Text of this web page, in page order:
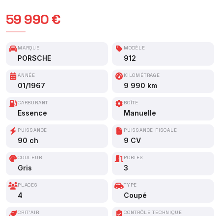
59 990 €
MARQUE
PORSCHE
MODÈLE
912
ANNÉE
01/1967
KILOMÉTRAGE
9 990 km
CARBURANT
Essence
BOÎTE
Manuelle
PUISSANCE
90 ch
PUISSANCE FISCALE
9 CV
COULEUR
Gris
PORTES
3
PLACES
4
TYPE
Coupé
CRIT'AIR CONTRÔLE TECHNIQUE